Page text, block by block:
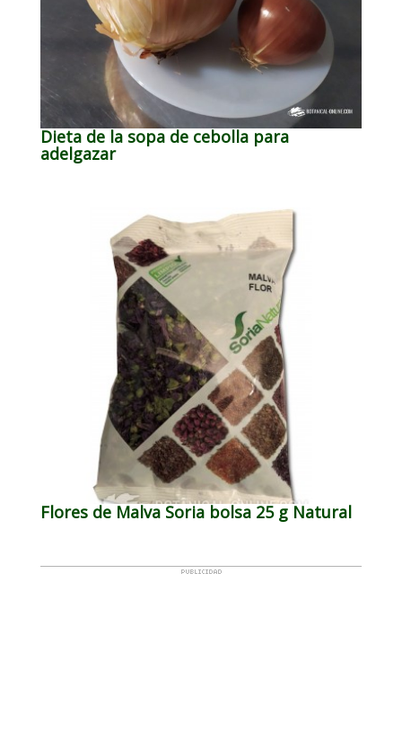
Dieta de la sopa de cebolla para
adelgazar
Flores de Malva Soria bolsa 25 g Natural